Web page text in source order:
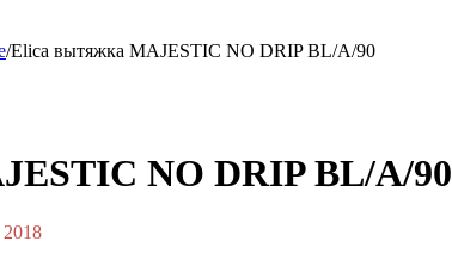
/Elica вытяжка MAJESTIC NO DRIP BL/A/90
NO DRIP BL/A/90